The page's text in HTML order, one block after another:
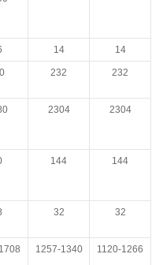
14 14
232 232
2304 2304
144 144
32 32
1257-1340 1120-1266